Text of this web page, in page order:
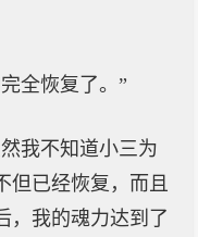
全恢复了。”
我不知道小三为
但已经恢复，而且
，我的魂力达到了